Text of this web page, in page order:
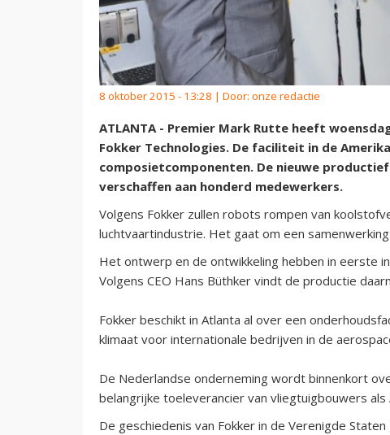
8 oktober 2015 - 13:28 | Door: onze redactie
ATLANTA - Premier Mark Rutte heeft
Fokker Technologies. De faciliteit in de
composietcomponenten. De nieuwe
verschaffen aan honderd medewerkers.
Volgens Fokker zullen robots rompen van
luchtvaartindustrie. Het gaat om een
Het ontwerp en de ontwikkeling hebben in eerste
Volgens CEO Hans Büthker vindt de productie
Fokker beschikt in Atlanta al over een
klimaat voor internationale bedrijven in de
De Nederlandse onderneming wordt binnenkort
belangrijke toeleverancier van vliegtuigbouwers als
De geschiedenis van Fokker in de Verenigde